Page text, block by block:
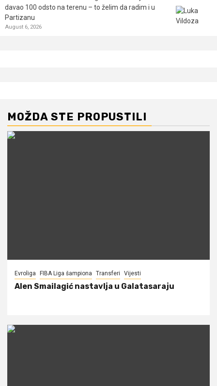
davao 100 odsto na terenu – to želim da radim i u
Partizanu
August 6, 2026
MOŽDA STE PROPUSTILI
Evroliga FIBA Liga šampiona Transferi Vijesti
Alen Smailagić nastavlja u Galatasaraju